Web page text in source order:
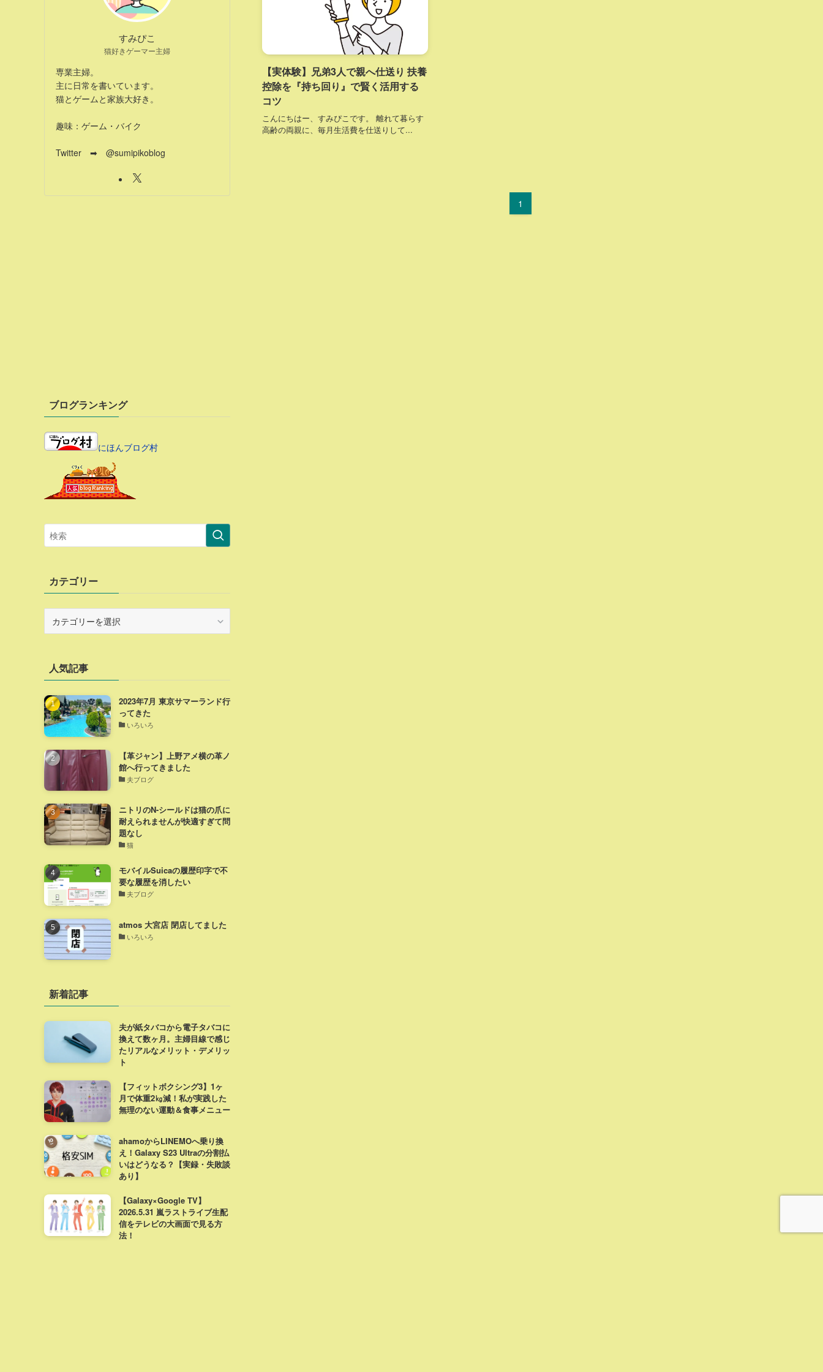
【実体験】兄弟3人で親へ仕送り 扶養
控除を『持ち回り』で賢く活用する
コツ
こんにちはー、すみぴこです。 離れて暮らす
高齢の両親に、毎月生活費を仕送りして...
1
すみぴこ
猫好きゲーマー主婦
専業主婦。
主に日常を書いています。
猫とゲームと家族大好き。
趣味：ゲーム・バイク
Twitter ➡ @sumipikoblog
ブログランキング
にほんブログ村
カテゴリー
ー人気記事
2023年7月 東京サマーランド行
ってきた
いろいろ
【革ジャン】上野アメ横の革ノ
館へ行ってきました
夫ブログ
ニトリのN-シールドは猫の爪に
耐えられませんが快適すぎて問
題なし
猫
モバイルSuicaの履歴印字で不
要な履歴を消したい
夫ブログ
atmos 大宮店 閉店してました
いろいろ
新着記事
夫が紙タバコから電子タバコに
換えて数ヶ月。主婦目線で感じ
たリアルなメリット・デメリッ
ト
【フィットボクシング3】1ヶ
月で体重2㎏減！私が実践した
無理のない運動＆食事メニュー
ahamoからLINEMOへ乗り換
え！Galaxy S23 Ultraの分割払
いはどうなる？【実録・失敗談
あり】
【Galaxy×Google TV】
2026.5.31 嵐ラストライブ生配
信をテレビの大画面で見る方
法！